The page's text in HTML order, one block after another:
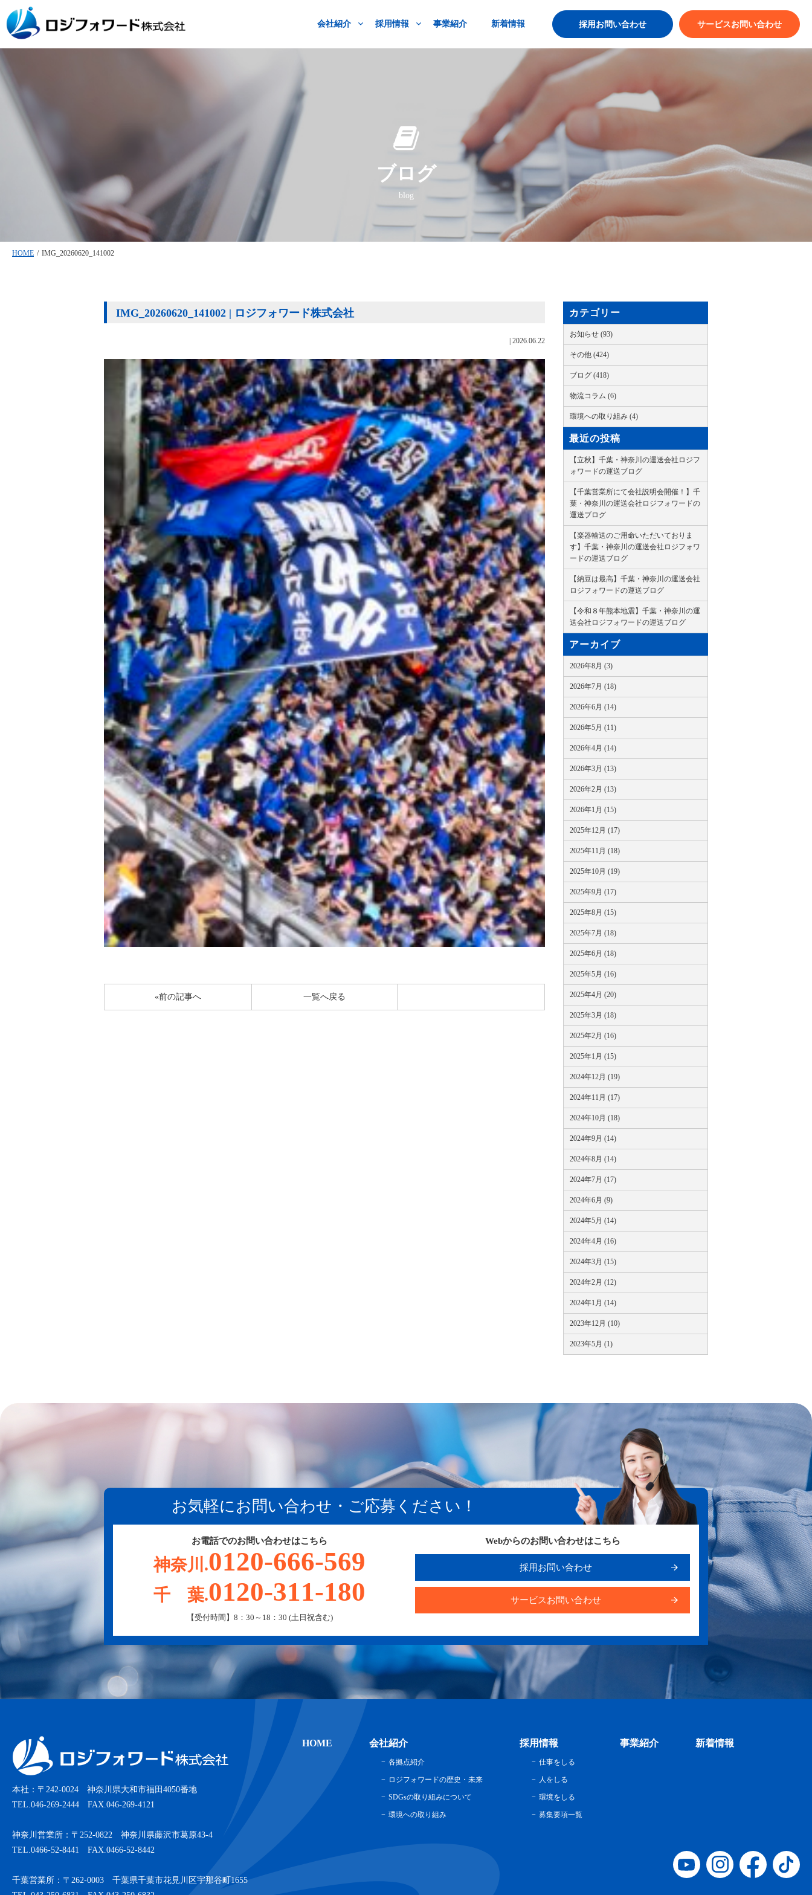
会社紹介 採用情報 事業紹介 新着情報 採用お問い合わせ サービスお問い合わせ
ブログ
blog
HOME / IMG_20260620_141002
IMG_20260620_141002 | ロジフォワード株式会社
2026.06.22
«前の記事へ 一覧へ戻る
カテゴリー
お知らせ (93)
その他 (424)
ブログ (418)
物流コラム (6)
環境への取り組み (4)
最近の投稿
【立秋】千葉・神奈川の運送会社ロジフ
ォワードの運送ブログ
【千葉営業所にて会社説明会開催！】千
葉・神奈川の運送会社ロジフォワードの
運送ブログ
【楽器輸送のご用命いただいておりま
す】千葉・神奈川の運送会社ロジフォワ
ードの運送ブログ
【納豆は最高】千葉・神奈川の運送会社
ロジフォワードの運送ブログ
【令和８年熊本地震】千葉・神奈川の運
送会社ロジフォワードの運送ブログ
アーカイブ
2026年8月 (3)
2026年7月 (18)
2026年6月 (14)
2026年5月 (11)
2026年4月 (14)
2026年3月 (13)
2026年2月 (13)
2026年1月 (15)
2025年12月 (17)
2025年11月 (18)
2025年10月 (19)
2025年9月 (17)
2025年8月 (15)
2025年7月 (18)
2025年6月 (18)
2025年5月 (16)
2025年4月 (20)
2025年3月 (18)
2025年2月 (16)
2025年1月 (15)
2024年12月 (19)
2024年11月 (17)
2024年10月 (18)
2024年9月 (14)
2024年8月 (14)
2024年7月 (17)
2024年6月 (9)
2024年5月 (14)
2024年4月 (16)
2024年3月 (15)
2024年2月 (12)
2024年1月 (14)
2023年12月 (10)
2023年5月 (1)
お気軽にお問い合わせ・ご応募ください！
お電話でのお問い合わせはこちら
神奈川.0120-666-569
千 葉.0120-311-180
【受付時間】8：30～18：30 (土日祝含む)
Webからのお問い合わせはこちら
採用お問い合わせ
サービスお問い合わせ
本社：〒242-0024 神奈川県大和市福田4050番地
TEL.046-269-2444 FAX.046-269-4121
神奈川営業所：〒252-0822 神奈川県藤沢市葛原43-4
TEL.0466-52-8441 FAX.0466-52-8442
千葉営業所：〒262-0003 千葉県千葉市花見川区宇那谷町1655
HOME 会社紹介
各拠点紹介
ロジフォワードの歴史・未来
SDGsの取り組みについて
環境への取り組み
採用情報
仕事をしる
人をしる
環境をしる
募集要項一覧
事業紹介 新着情報